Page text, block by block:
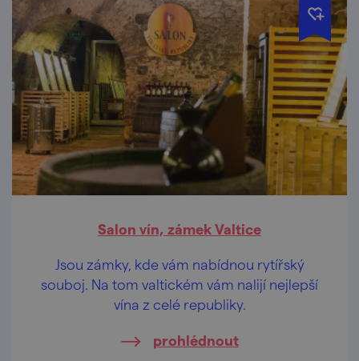
Salon vín, zámek Valtice
Jsou zámky, kde vám nabídnou rytířský
souboj. Na tom valtickém vám nalijí nejlepší
vína z celé republiky.
prohlédnout